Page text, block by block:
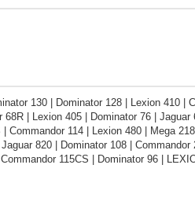
130 | Dominator 128 | Lexion 410 |
| Lexion 405 | Dominator 76 |
Commandor 114 | Lexion 480 | Mega
820 | Dominator 108 |
115CS | Dominator 96 |